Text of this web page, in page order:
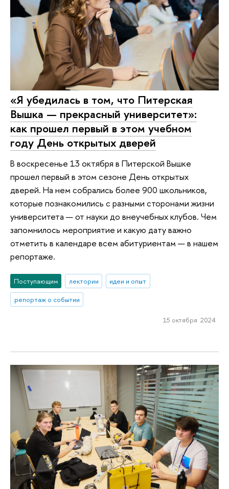
«Я убедилась в том, что Питерская
Вышка — прекрасный университет»:
как прошел первый в этом учебном
году День открытых дверей
В воскресенье 13 октября в Питерской Вышке
прошел первый в этом сезоне День открытых
дверей. На нем собрались более 900 школьников,
которые познакомились с разными сторонами жизни
университета — от науки до внеучебных клубов. Чем
запомнилось мероприятие и какую дату важно
отметить в календаре всем абитуриентам — в нашем
репортаже.
Поступающим лектории
идеи и опыт
репортаж о событии
15 октября 2024